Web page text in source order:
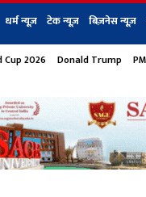
धर्म न्यूज़ टेक न्यूज़ बिज़नेस न्यूज़
Originals
Cup 2026 Donald Trump